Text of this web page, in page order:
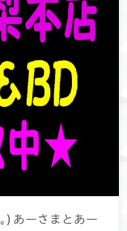
あーさまとあー